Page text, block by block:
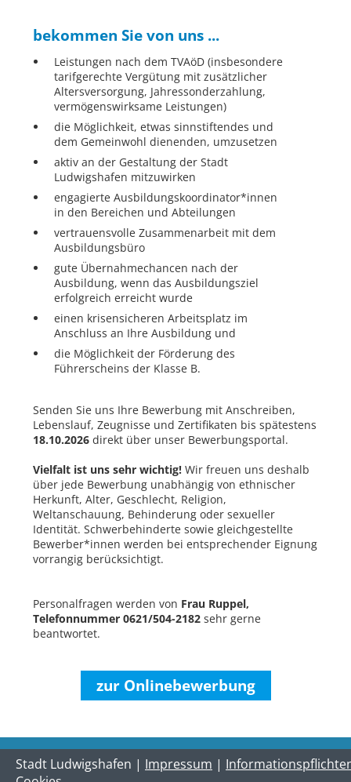
bekommen Sie von uns ...
Leistungen nach dem TVAöD (insbesondere
tarifgerechte Vergütung mit zusätzlicher
Altersversorgung, Jahressonderzahlung,
vermögenswirksame Leistungen)
die Möglichkeit, etwas sinnstiftendes und
dem Gemeinwohl dienenden, umzusetzen
aktiv an der Gestaltung der Stadt
Ludwigshafen mitzuwirken
engagierte Ausbildungskoordinator*innen
in den Bereichen und Abteilungen
vertrauensvolle Zusammenarbeit mit dem
Ausbildungsbüro
gute Übernahmechancen nach der
Ausbildung, wenn das Ausbildungsziel
erfolgreich erreicht wurde
einen krisensicheren Arbeitsplatz im
Anschluss an Ihre Ausbildung und
die Möglichkeit der Förderung des
Führerscheins der Klasse B.
Senden Sie uns Ihre Bewerbung mit Anschreiben,
Lebenslauf, Zeugnisse und Zertifikaten bis spätestens
18.10.2026 direkt über unser Bewerbungsportal.
Vielfalt ist uns sehr wichtig! Wir freuen uns deshalb
über jede Bewerbung unabhängig von ethnischer
Herkunft, Alter, Geschlecht, Religion,
Weltanschauung, Behinderung oder sexueller
Identität. Schwerbehinderte sowie gleichgestellte
Bewerber*innen werden bei entsprechender Eignung
vorrangig berücksichtigt.
Personalfragen werden von Frau Ruppel,
Telefonnummer 0621/504-2182 sehr gerne
beantwortet.
zur Onlinebewerbung
Stadt Ludwigshafen | Impressum |